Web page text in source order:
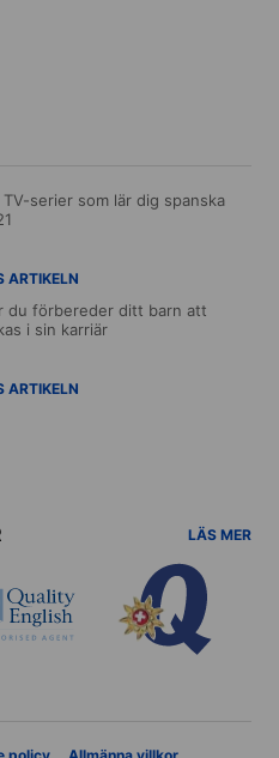
TV-serier som lär dig spanska
ARTIKELN
du förbereder ditt barn att
i sin karriär
ARTIKELN
LÄS MER